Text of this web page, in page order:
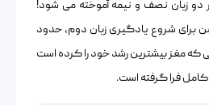
دو زبان نصف و نیمه آموخته می شود!
برای شروع یادگیری زبان دوم، حدود
زمانی که مغز بیشترین رشد خود را کرده است
کامل فرا گرفته است.